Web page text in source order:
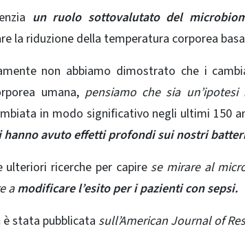
un ruolo sottovalutato del
la riduzione della temperatura corporea
non abbiamo dimostrato che i
umana,pensiamo che sia un’ipotesi
in modo significativo negli ultimi 150
avuto effetti profondi sui nostri
ulteriori ricerche per capire se mirare al
amodificare l’esito peri pazienti con sepsi.
è stata pubblicata sull’American Journal of